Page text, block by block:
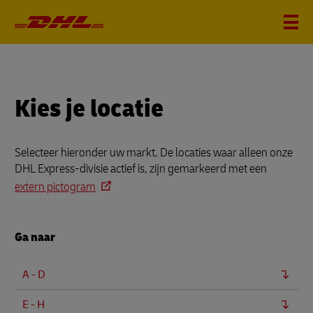
Kies je locatie
Selecteer hieronder uw markt. De locaties waar alleen onze
DHL Express-divisie actief is, zijn gemarkeerd met een
extern pictogram
Ga naar
A - D
E - H